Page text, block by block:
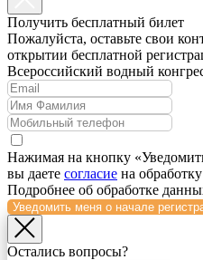
Получить бесплатный билет
Пожалуйста, оставьте свои
открытии бесплатной
Всероссийский водный
Нажимая на кнопку
вы даете согласие на
Подробнее об обработке
Уведомить меня о начале
Остались вопросы?